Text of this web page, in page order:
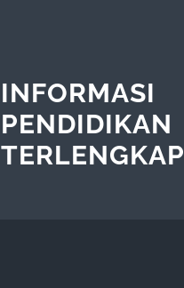
INFORMASI
PENDIDIKAN
TERLENGKAP